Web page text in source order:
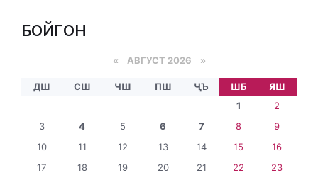
БОЙГОНӢ
« АВГУСТ 2026 »
ДШ СШ ЧШ ПШ ҶЪ ШБ
ЯШ
1
2
3
4 5 6 7 8
9
10
11 12 13 14 15
16
17
18 19 20 21 22
23